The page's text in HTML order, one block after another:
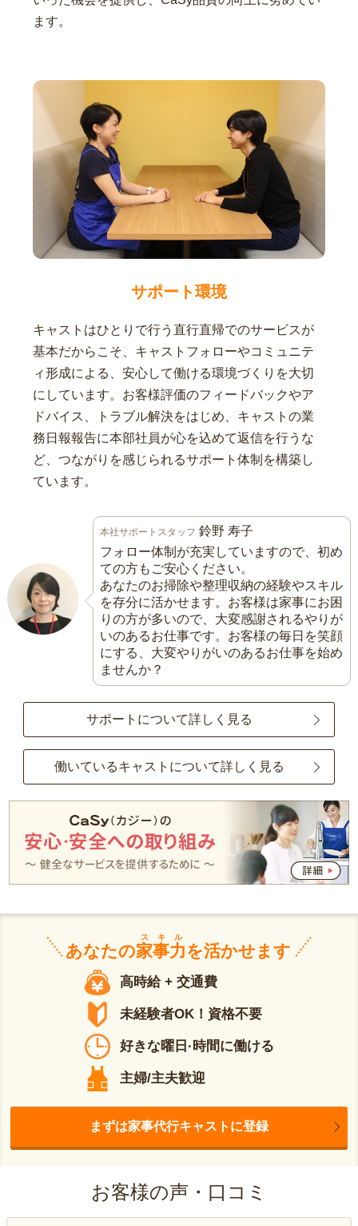
ます。
サポート環境
キャストはひとりで行う直行直帰でのサービスが
基本だからこそ、キャストフォローやコミュニテ
ィ形成による、安心して働ける環境づくりを大切
にしています。お客様評価のフィードバックやア
ドバイス、トラブル解決をはじめ、キャストの業
務日報報告に本部社員が心を込めて返信を行うな
ど、つながりを感じられるサポート体制を構築し
ています。
本社サポートスタッフ 鈴野 寿子
フォロー体制が充実していますので、初め
ての方もご安心ください。
あなたのお掃除や整理収納の経験やスキル
を存分に活かせます。お客様は家事にお困
りの方が多いので、大変感謝されるやりが
いのあるお仕事です。お客様の毎日を笑顔
にする、大変やりがいのあるお仕事を始め
ませんか？
サポートについて詳しく見る
働いているキャストについて詳しく見る
あなたの家事力
スキル
を活かせます
高時給 + 交通費
未経験者OK！資格不要
好きな曜日·時間に働ける
主婦/主夫歓迎
まずは家事代行キャストに登録
お客様の声・口コミ